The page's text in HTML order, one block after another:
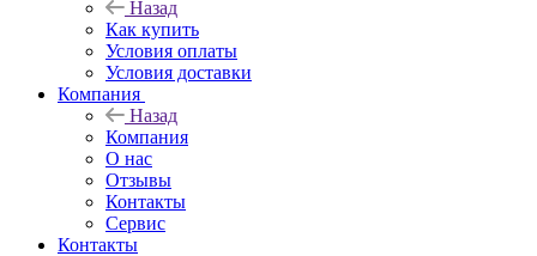
Назад
Как купить
Условия оплаты
Условия доставки
Компания
Назад
Компания
О нас
Отзывы
Контакты
Сервис
Контакты